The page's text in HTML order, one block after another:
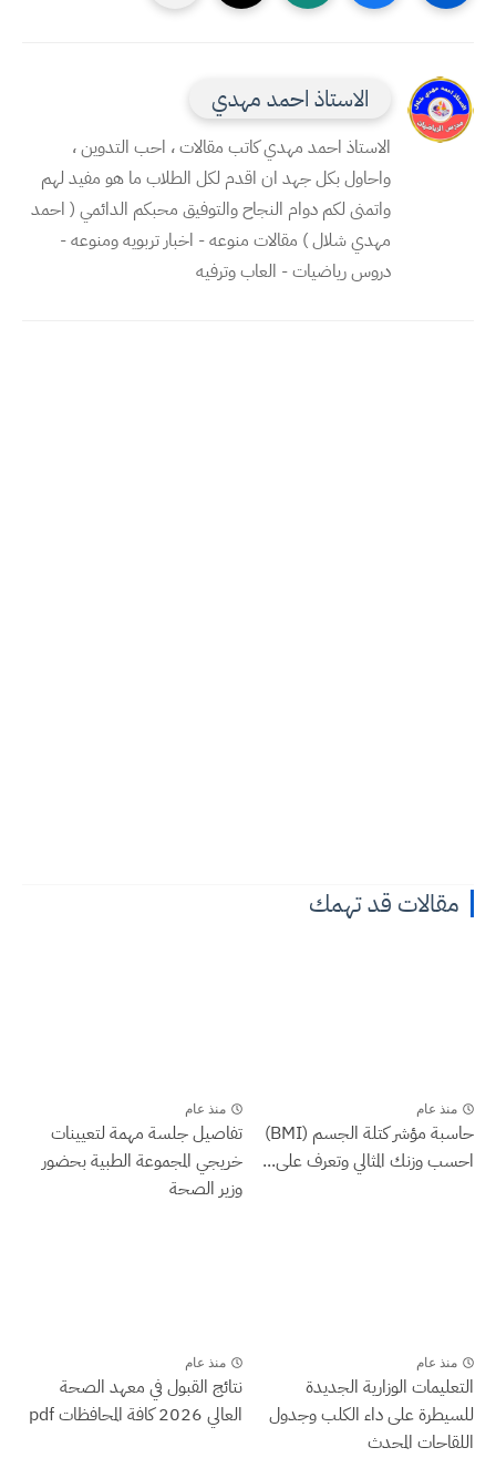
الاستاذ احمد مهدي
الاستاذ احمد مهدي كاتب مقالات ، احب التدوين ،
واحاول بكل جهد ان اقدم لكل الطلاب ما هو مفيد لهم
واتمنى لكم دوام النجاح والتوفيق محبكم الدائمي ( احمد
مهدي شلال ) مقالات منوعه - اخبار تربويه ومنوعه -
دروس رياضيات - العاب وترفيه
مقالات قد تهمك
منذ عام
حاسبة مؤشر كتلة الجسم (BMI)
احسب وزنك المثالي وتعرف على...
منذ عام
تفاصيل جلسة مهمة لتعيينات
خريجي المجموعة الطبية بحضور
وزير الصحة
منذ عام
التعليمات الوزارية الجديدة
للسيطرة على داء الكلب وجدول
اللقاحات المحدث
منذ عام
نتائج القبول في معهد الصحة
العالي 2026 كافة المحافظات pdf